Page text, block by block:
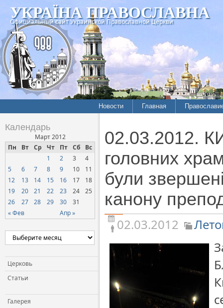
УКРАЇНА ПРАВОСЛАВНА
Официальный сайт Украинской Православной Церкви
Новости
Межконфессиональные
отношения
Нарушения прав
верующих
Официальная хроника
Расколы, ереси, секты
СЛУЖЕНИЕ
Церковь и власть
Церковь и общество
Главная
История
Хроники
Календарь
Март 2012
Пн
Вт Ср Чт Пт Сб Вс
« Фев Апр »
1 2 3
4
5
6 7 8 9 10
11
12
13 14 15 16 17
18
19
20 21 22 23 24
25
26
27 28 29 30 31
Церковь
Статьи
Галерея
02.03.2012.
головних
були
канону
02.03.2012